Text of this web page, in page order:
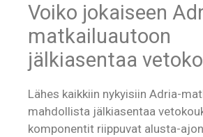
Voiko jokaiseen
matkailuautoon
jälkiasentaa
Lähes kaikkiin nykyisiin Adria-
mahdollista jälkiasentaa
komponentit riippuvat alusta-